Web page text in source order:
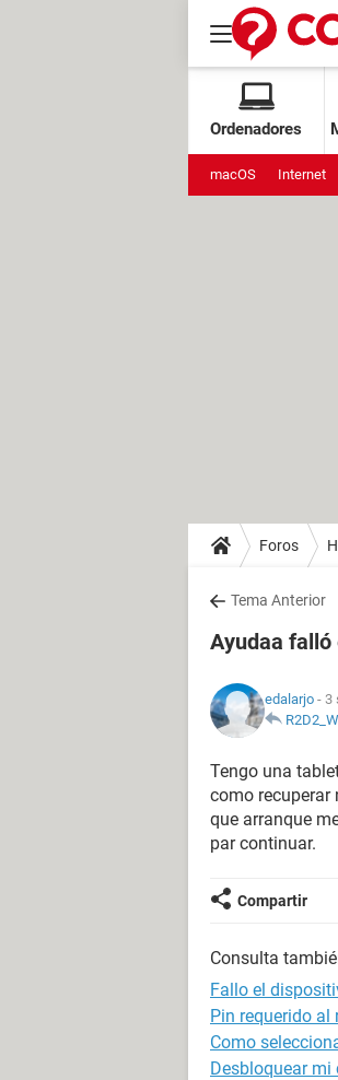
Ordenadores
macOS Internet
Foros
Tema Anterior
Ayudaa falló
edalarjo - 3
Tengo una
como recuperar
que arranque
par continuar.
Compartir
Consulta
Fallo el
Pin requerido
Como
Desbloquear